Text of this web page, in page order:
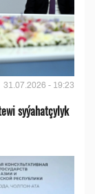
31.07.2026 - 19:23
syýahatçylyk